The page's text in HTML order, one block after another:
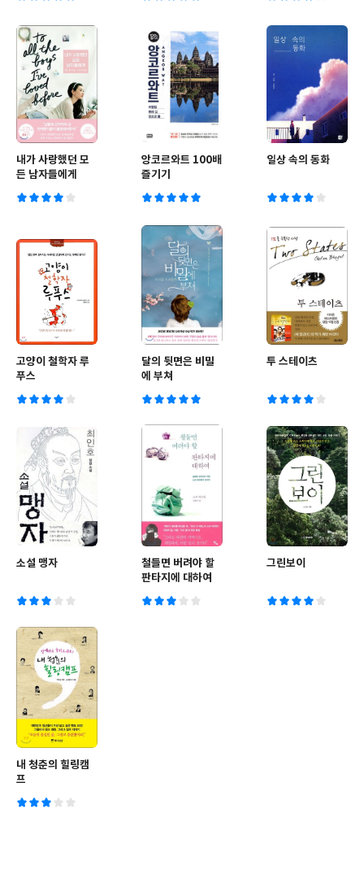
내가 사랑했던 모
든 남자들에게
앙코르와트 100배
즐기기
일상 속의 동화
고양이 철학자 루
푸스
달의 뒷면은 비밀
에 부쳐
투 스테이츠
소설 맹자
철들면 버려야 할
판타지에 대하여
그린보이
내 청춘의 힐링캠
프